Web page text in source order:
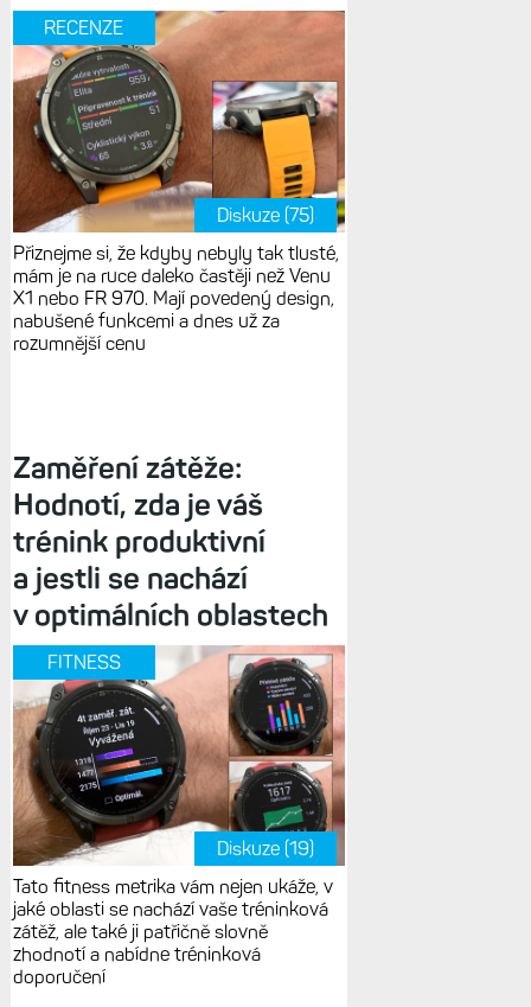
RECENZE
Diskuze (75)
Přiznejme si, že kdyby nebyly tak tlusté,
mám je na ruce daleko častěji než Venu
X1 nebo FR 970. Mají povedený design,
nabušené funkcemi a dnes už za
rozumnější cenu
Zaměření zátěže:
Hodnotí, zda je váš
trénink produktivní
a jestli se nachází
v optimálních oblastech
FITNESS
Diskuze (19)
Tato fitness metrika vám nejen ukáže, v
jaké oblasti se nachází vaše tréninková
zátěž, ale také ji patřičně slovně
zhodnotí a nabídne tréninková
doporučení